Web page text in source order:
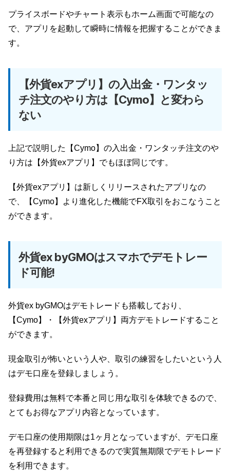
プライスボードやチャート表示もホーム画面で可能なの
で、アプリを起動して瞬時に情報を把握することができま
す。
【外貨exアプリ】の入出金・ワンタッ
チ注文のやり方は【Cymo】と変わら
ない
上記で説明した【Cymo】の入出金・ワンタッチ注文のや
り方は【外貨exアプリ】でもほぼ同じです。
【外貨exアプリ】は新しくリリースされたアプリなの
で、【Cymo】より進化した機能でFX取引をおこなうこと
ができます。
外貨ex byGMOはスマホでデモトレー
ド可能!
外貨ex byGMOはデモトレードも搭載しており、
【Cymo】・【外貨exアプリ】両方デモトレードすること
ができます。
現金取引が怖いという人や、取引の練習をしたいという人
はデモ口座を登録しましょう。
登録費用は無料で本番と同じ用な取引を体験できるので、
とてもお得なアプリ内容となっています。
デモ口座の使用期限は1ヶ月となっていますが、デモ口座
を再登録すると利用できるので実質無期限でデモトレード
を利用できます。